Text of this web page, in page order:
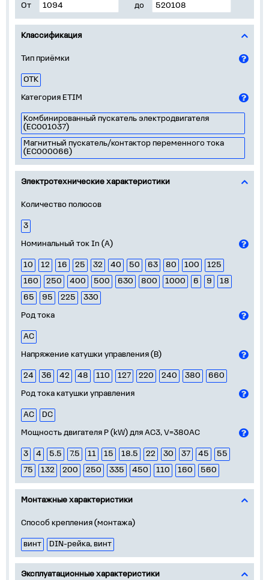
От до
Классификация
Тип приёмки
ОТК
Категория ETIM
Комбинированный пускатель электродвигателя
(EC001037)
Магнитный пускатель/контактор переменного тока
(EC000066)
Электротехнические характеристики
Количество полюсов
3
Номинальный ток In (А)
10 12 16 25 32 40 50 63 80 100
125
160
250 400 500 630 800 1000 6 9
18
65
95 225
330
Род тока
AC
Напряжение катушки управления (В)
24 36 42 48 110 127 220 240 380
660
Род тока катушки управления
AC
DC
Мощность двигателя Р (kW) для AC3, V=380AC
3 4 5.5 7.5 11 15 18.5 22 30 37 45
55
75
132 200 250 335 450 110 160 560
Монтажные характеристики
Способ крепления (монтажа)
винт DIN-рейка, винт
Эксплуатационные характеристики